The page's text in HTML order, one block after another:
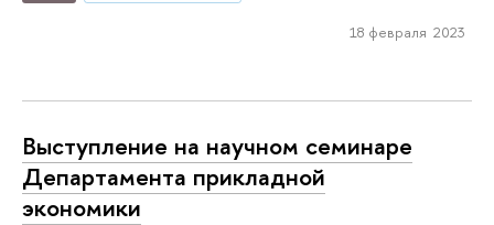
18 февраля 2023
Выступление на научном семинаре
Департамента прикладной
экономики